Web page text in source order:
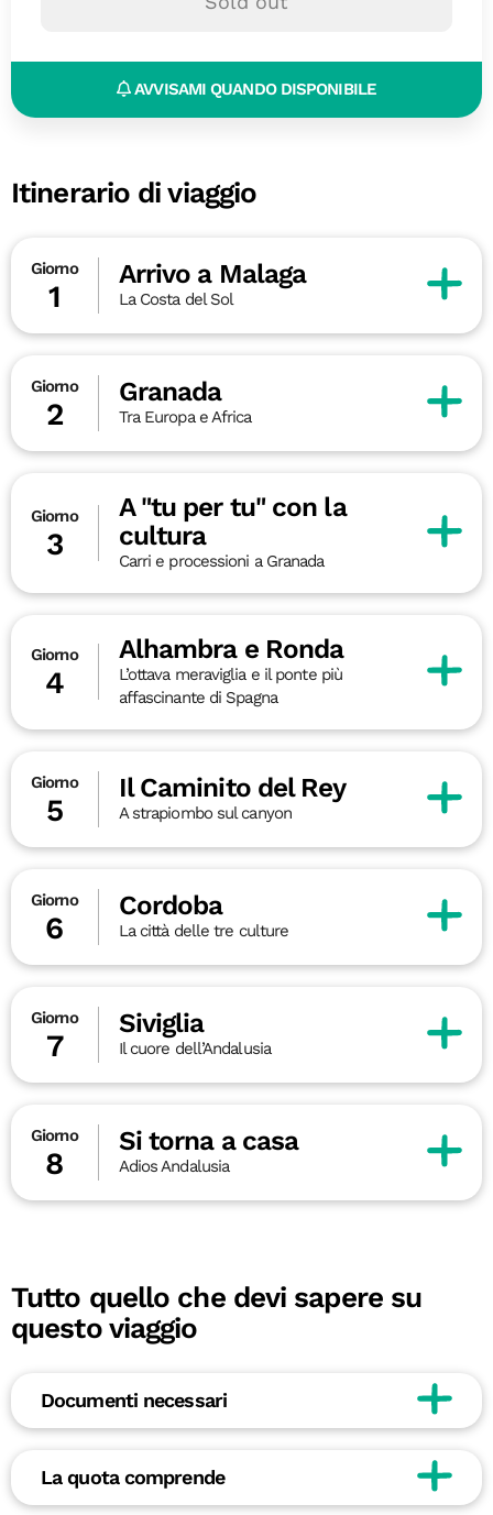
AVVISAMI QUANDO DISPONIBILE
Itinerario di viaggio
Giorno
1
Arrivo a Malaga
La Costa del Sol
Giorno
2
Granada
Tra Europa e Africa
Giorno
3
A "tu per tu" con la
cultura
Carri e processioni a Granada
Giorno
4
Alhambra e Ronda
L’ottava meraviglia e il ponte più
affascinante di Spagna
Giorno
5
Il Caminito del Rey
A strapiombo sul canyon
Giorno
6
Cordoba
La città delle tre culture
Giorno
7
Siviglia
Il cuore dell’Andalusia
Giorno
8
Si torna a casa
Adios Andalusia
Tutto quello che devi sapere su
questo viaggio
Documenti necessari
La quota comprende